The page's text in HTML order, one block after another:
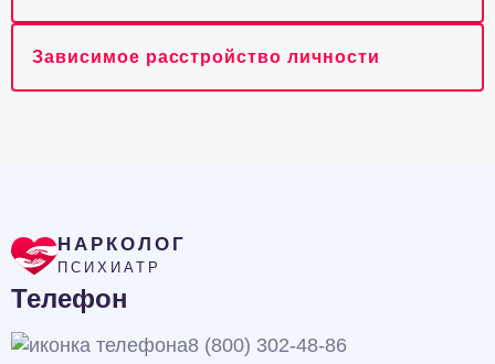
Зависимое расстройство личности
НАРКОЛОГ
ПСИХИАТР
Телефон
8 (800) 302-48-86